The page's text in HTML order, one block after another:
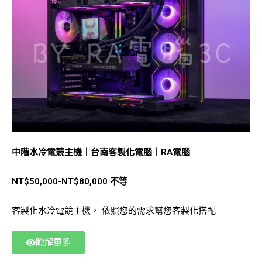
中階水冷電競主機｜台南客製化電腦｜RA電腦
NT$50,000-NT$80,000 不等
客製化水冷電競主機， 依照您的需求幫您客製化搭配
瞭解更多